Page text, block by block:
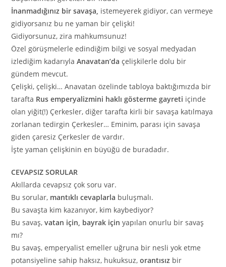
İnanmadığınız bir savaşa, istemeyerek gidiyor, can vermeye
gidiyorsanız bu ne yaman bir çelişki!
Gidiyorsunuz, zira mahkumsunuz!
Özel görüşmelerle edindiğim bilgi ve sosyal medyadan
izlediğim kadarıylaAnavatan’daçelişkilerle dolu bir
gündem mevcut.
Çelişki, çelişki… Anavatan özelinde tabloya baktığımızda bir
tarafta Rus emperyalizmini haklı gösterme gayreti içinde
olan yiğit(!) Çerkesler, diğer tarafta kirli bir savaşa katılmaya
zorlanan tedirgin Çerkesler… Eminim, parası için savaşa
giden çaresiz Çerkesler de vardır.
İşte yaman çelişkinin en büyüğü de buradadır.
CEVAPSIZ SORULAR
Akıllarda cevapsız çok soru var.
Bu sorular, mantıklı cevaplarla buluşmalı.
Bu savaşta kim kazanıyor, kim kaybediyor?
Bu savaş,vatan için, bayrak için yapılan onurlu bir savaş
mı?
Bu savaş, emperyalist emeller uğruna bir nesli yok etme
potansiyeline sahip haksız, hukuksuz,orantısız bir